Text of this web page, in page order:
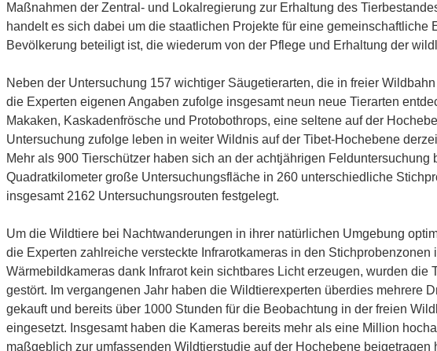
Maßnahmen der Zentral- und Lokalregierung zur Erhaltung des
handelt es sich dabei um die staatlichen Projekte für eine gemeinschaftliche
Bevölkerung beteiligt ist, die wiederum von der Pflege und Erhaltung der
Neben der Untersuchung 157 wichtiger Säugetierarten, die in freier
die Experten eigenen Angaben zufolge insgesamt neun neue Tierarten
Makaken, Kaskadenfrösche und Protobothrops, eine seltene auf der
Untersuchung zufolge leben in weiter Wildnis auf der Tibet-Hochebene
Mehr als 900 Tierschützer haben sich an der achtjährigen Felduntersuchung
Quadratkilometer große Untersuchungsfläche in 260 unterschiedliche
insgesamt 2162 Untersuchungsrouten festgelegt.
Um die Wildtiere bei Nachtwanderungen in ihrer natürlichen Umgebung
die Experten zahlreiche versteckte Infrarotkameras in den Stichprobenzonen
Wärmebildkameras dank Infrarot kein sichtbares Licht erzeugen, wurden die
gestört. Im vergangenen Jahr haben die Wildtierexperten überdies mehrere
gekauft und bereits über 1000 Stunden für die Beobachtung in der freien
eingesetzt. Insgesamt haben die Kameras bereits mehr als eine Million
maßgeblich zur umfassenden Wildtierstudie auf der Hochebene beigetragen